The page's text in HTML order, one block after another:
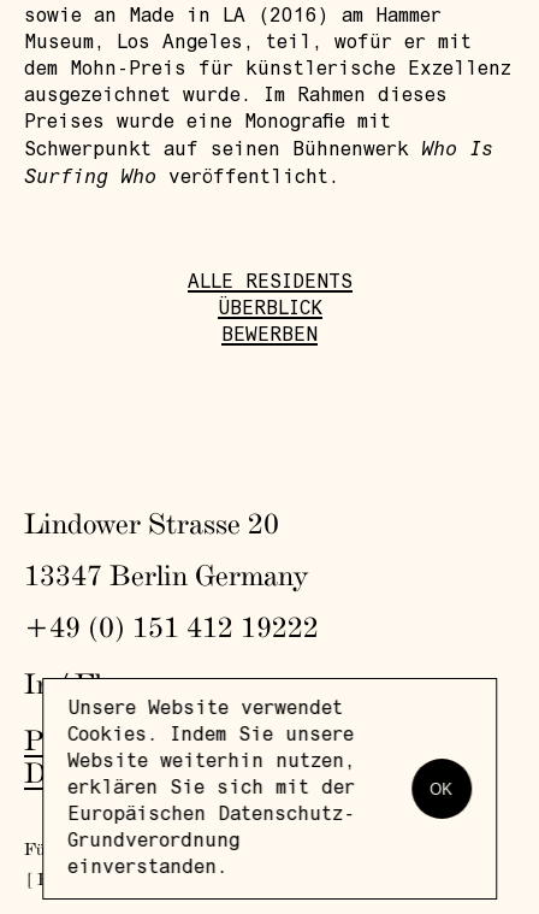
sowie an Made in LA (2016) am Hammer
Museum, Los Angeles, teil, wofür er mit
dem Mohn-Preis für künstlerische Exzellenz
ausgezeichnet wurde. Im Rahmen dieses
Preises wurde eine Monografie mit
Schwerpunkt auf seinen Bühnenwerk Who Is
Surfing Who veröffentlicht.
ALLE RESIDENTS
ÜBERBLICK
BEWERBEN
Unsere Website verwendet
Cookies. Indem Sie unsere
Website weiterhin nutzen,
erklären Sie sich mit der
Europäischen Datenschutz-
Grundverordnung
einverstanden.
OK
Lindower Strasse 20
13347 Berlin Germany
+49 (0) 151 412 19222
In/Fb
Presse,Besuch,Impressum
Datenschutz
Für unseren Newsletter anmelden